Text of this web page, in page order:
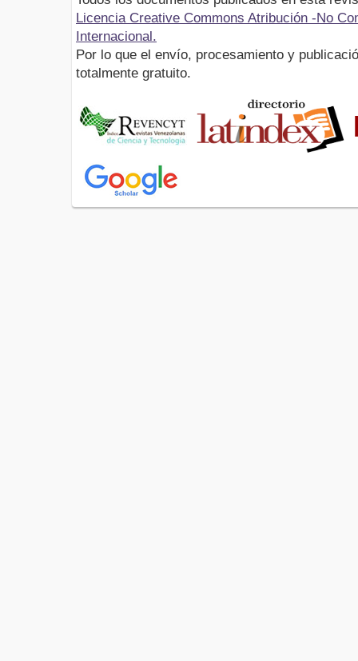
Licencia Creative Commons Atribución -No
Internacional.
Por lo que el envío, procesamiento y
totalmente gratuito.